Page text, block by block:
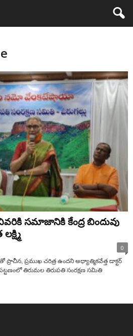
సమాజానికి కేంద్ర బిందువు
0
ప్రముఖ చరిత్ర ఉందని అధ్యాత్మికవేత్త‌ డాక్టర్
తిరుమల తిరుపతి సంరక్షణ సమితి